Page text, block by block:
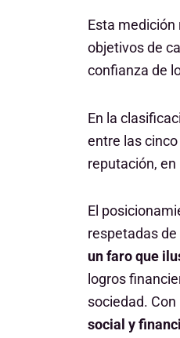
Esta
objetivos de
confianza de
En la
entre las
reputación,
El
respetadas
un faro que
logros
sociedad.
social y